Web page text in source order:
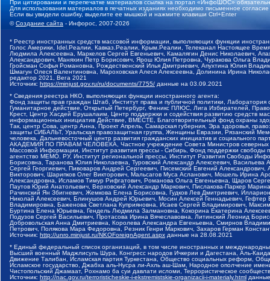
При цитировании и перепечатке материалов ссылка на портал «ИнфоШОС»
Для использования материалов в печатных изданиях необходимо письменное
Если вы увидели ошибку, выделите ее мышкой и нажмите клавиши Ctrl+Enter
©Создание сайта - Инфорос, 2007-2026
* Реестр иностранных средств массовой информации, выполняющих функции
Голос Америки, Idel.Реалии, Кавказ.Реалии, Крым.Реалии, Телеканал Настоящее
Людмила Алексеевна, Маркелов Сергей Евгеньевич, Камалягин Денис Николаевич,
Александрович, Маняхин Петр Борисович, Ярош Юлия Петровна, Чуракова Ольга
Гройсман Софья Романовна, Рождественский Илья Дмитриевич, Апухтина Юлия
Шмагун Олеся Валентиновна, Мароховская Алеся Алексеевна, Долинина Ирина
редактор 2021, Вега 2021
Источник: https://minjust.gov.ru/ru/documents/7755/ данные на 03.09.2021
* Сведения реестра НКО, выполняющих функции иностранного агента:
Фонд защиты прав граждан Штаб, Институт права и публичной политики,
Гуманитарное действие, Открытый Петербург, Феникс ПЛЮС, Лига Избирателей,
Крест, Центр Хасдей Ерушалаим, Центр поддержки и содействия развитию средств
информационных инициатив Действие, ВМЕСТЕ, Благотворительный фонд охраны
Так, центр Сова, центр Анна, Проект Апрель, Самарская губерния, Эра здоровья,
защиты СИБАЛЬТ, Уральская правозащитная группа, Женщины Евразии, Рязанский
человека, Дальневосточный центр развития гражданских инициатив и социального
АКАДЕМИЯ ПО ПРАВАМ ЧЕЛОВЕКА, Частное учреждение Совета Министров северных
Массовой Информации, Институт развития прессы - Сибирь, Фонд поддержки
агентство МЕМО. РУ, Институт региональной прессы, Институт Развития Свободы
Борисовна, Таранова Юлия Николаевна, Туровский Александр Алексеевич,
Сергей Георгиевич, Пивоваров Андрей Сергеевич, Писемский Евгений
Викторович, Шарипков Олег Викторович, Мальсагов Муса Асланович, Мошель Ирина
Александровна, Исламов Тимур Рифгатович, Романова Ольга Евгеньевна, Щаров
Паутов Юрий Анатольевич, Верховский Александр Маркович, Пислакова-Паркер
Рачинский Ян Збигневич, Жемкова Елена Борисовна, Гудков Лев Дмитриевич,
Николай Алексеевич, Блинушов Андрей Юрьевич, Мосин Алексей Геннадьевич,
Владимировна, Баженова Светлана Куприяновна, Исаев Сергей Владимирович,
Буртина Елена Юрьевна, Гендель Людмила Залмановна, Кокорина Екатерина
Подузов Сергей Васильевич, Протасова Ирина Вячеславовна, Литинский Леонид
Добровольская Анна Дмитриевна, Королева Александра Евгеньевна, Смирнов
Петрович, Полякова Мара Федоровна, Резник Генри Маркович, Захаров Герман
Источник: http://unro.minjust.ru/NKOForeignAgent.aspx данные на 28.08.2021
* Единый федеральный список организаций, в том числе иностранных и
Высший военный Маджлисуль Шура, Конгресс народов Ичкерии и Дагестана, Аль-
Движение Талибан, Исламская партия Туркестана, Общество социальных реформ,
Исламское государство, Джабха аль-Нусра ли-Ахль аш-Шам, Народное ополчение
Чистопольский Джамаат, Рохнамо ба суи давлати исломи, Террористическое
Источник: http://nac.gov.ru/terroristicheskie-i-ekstremistskie-organizacii-i-materialy.html